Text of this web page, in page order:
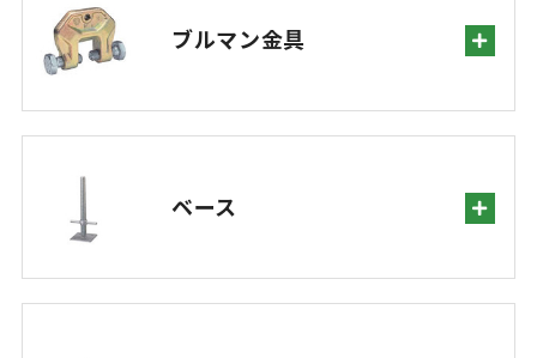
ブルマン金具
ベース